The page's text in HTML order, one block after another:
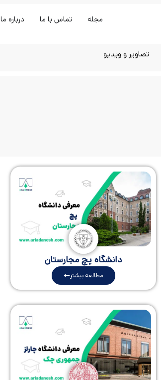
مجله تماس با ما درباره ما
تصاویر و ویدیو
دانشگاه پچ مجارستان
مطالعه بیشتر